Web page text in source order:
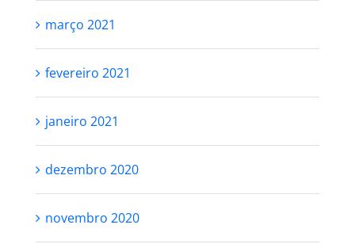
março 2021
fevereiro 2021
janeiro 2021
dezembro 2020
novembro 2020